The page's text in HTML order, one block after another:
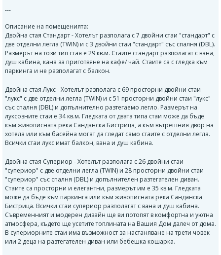
---
Описание на помещенията:
Двойна стая Стандарт - Хотелът разполага с 7 двойни стаи "стандарт" с
две отделни легла (TWIN) и с 3 двойни стаи "стандарт" със спалня (DBL).
Размерът на този тип стая е 29 кв.м. Стаите стандарт разполагат с вана,
душ кабина, кана за приготвяне на кафе/ чай. Стаите са с гледка към
паркинга и не разполагат с балкон.
Двойна стая Лукс - Хотелът разполага с 69 просторни двойни стаи
"лукс" с две отделни легла (TWIN) и с 51 просторни двойни стаи "лукс"
със спалня (DBL) и допълнително разтегаемо легло. Размерът на
луксозните стаи е 34 кв.м. Гледката от двата типа стаи може да бъде
към живописната река Санданска Бистрица, а към вътрешния двор на
хотела или към басейна могат да гледат само стаите с отделни легла.
Всички стаи лукс имат балкон, вана и душ кабина.
Двойна стая Супериор - Хотелът разполага с 26 двойни стаи
"супериор" с две отделни легла (TWIN) и 28 просторни двойни стаи
"супериор" със спалня (DBL) и допълнителен разтегателен диван.
Стаите са просторни и елегантни, размерът им е 35 кв.м. Гледката
може да бъде към паркинга или към живописната река Санданска
Бистрица. Всички стаи супериор разполагат с вана и душ кабина.
Съвременният и модерен дизайн ще ви потопят в комфортна и уютна
атмосфера, където ще усетите топлината на Вашия Дом далеч от дома.
В супериорните стаи има възможност за настаняване на трети човек
или 2 деца на разтегателен диван или бебешка кошарка.